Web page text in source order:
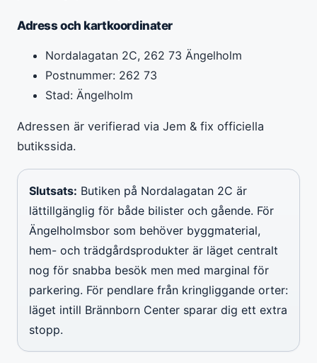
Adress och kartkoordinater
Nordalagatan 2C, 262 73 Ängelholm
Postnummer: 262 73
Stad: Ängelholm
Adressen är verifierad via Jem & fix officiella
butikssida.
Slutsats: Butiken på Nordalagatan 2C är
lättillgänglig för både bilister och gående. För
Ängelholmsbor som behöver byggmaterial,
hem- och trädgårdsprodukter är läget centralt
nog för snabba besök men med marginal för
parkering. För pendlare från kringliggande orter:
läget intill Brännborn Center sparar dig ett extra
stopp.